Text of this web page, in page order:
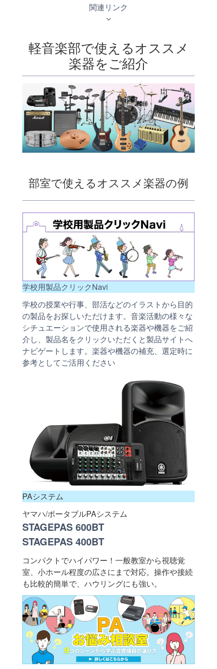
関連リンク
軽音楽部で使えるオススメ
楽器をご紹介
部室で使えるオススメ楽器の例
学校用製品クリックNavi
学校の授業や行事、部活などのイラストから目的
の製品をお探しいただけます。音楽活動の様々な
シチュエーションで使用される楽器や機器をご紹
介し、製品名をクリックいただくと製品サイトへ
ナビゲートします。楽器や機器の補充、選定時に
参考としてご活用ください
PAシステム
ヤマハ/ポータブルPAシステム
STAGEPAS 600BT
STAGEPAS 400BT
コンパクトでハイパワー！一般教室から視聴覚
室、小ホール程度の広さにまで対応。操作や接続
も比較的簡単で、ハウリングにも強い。